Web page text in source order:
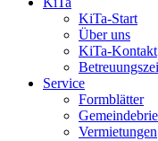
KiTa-Start
Über uns
KiTa-Kontakt
Service
Formblätter
Vermietungen